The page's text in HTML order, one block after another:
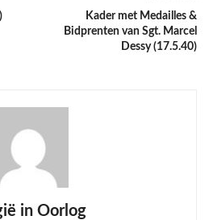
Kader met Medailles &
Bidprenten van Sgt. Marcel
Dessy (17.5.40)
in Oorlog